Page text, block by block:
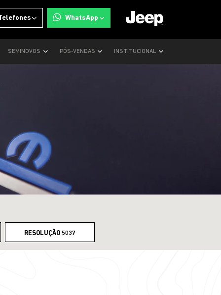
WhatsApp
SEMINOVOS PÓS-VENDAS INSTITUCIONAL
RESOLUÇÃO 5037